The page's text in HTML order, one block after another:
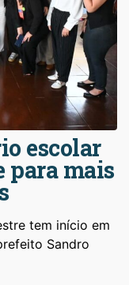
escolar
para mais
tem início em
Sandro